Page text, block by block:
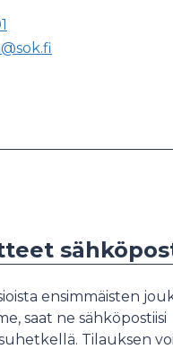
ensimmäisten
saat ne sähköpostiisi
Tilauksen